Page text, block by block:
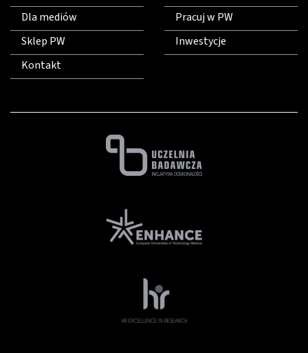
Dla mediów
Sklep PW
Kontakt
Pracuj w PW
Inwestycje